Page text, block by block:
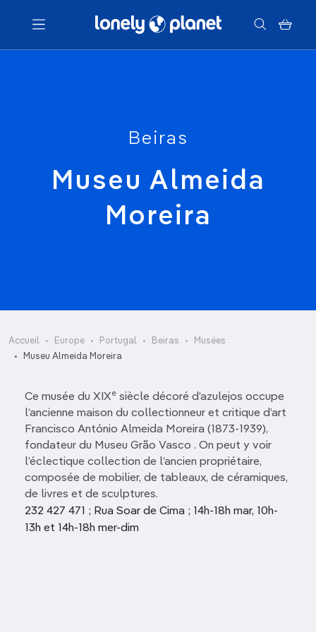
Menu
Beiras
Museu Almeida
Moreira
Accueil Europe Portugal Beiras
Musées
Museu Almeida Moreira
Ce musée du XIXe siècle décoré d’azulejos occupe
l’ancienne maison du collectionneur et critique d’art
Francisco António Almeida Moreira (1873-1939),
fondateur du Museu Grão Vasco . On peut y voir
l’éclectique collection de l’ancien propriétaire,
composée de mobilier, de tableaux, de céramiques,
de livres et de sculptures.
232 427 471 ; Rua Soar de Cima ; 14h-18h mar, 10h-
13h et 14h-18h mer-dim